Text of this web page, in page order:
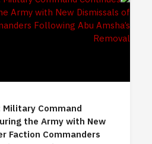
Command
the Army with New
Faction Commanders